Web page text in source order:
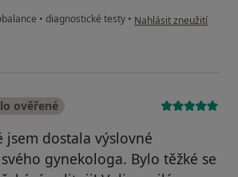
• diagnostické testy • podle názoru
Nahlásit zneužití
ověřené
jsem dostala výslovné
gynekologa. Bylo těžké se